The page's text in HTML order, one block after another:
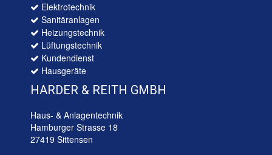
Elektrotechnik
Sanitäranlagen
Heizungstechnik
Lüftungstechnik
Kundendienst
Hausgeräte
HARDER & REITH GMBH
Haus- & Anlagentechnik
Hamburger Strasse 18
27419 Sittensen